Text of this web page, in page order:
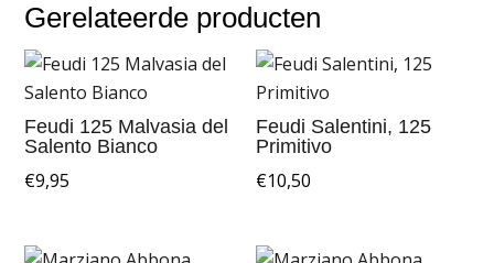
Gerelateerde producten
Feudi 125 Malvasia del
Salento Bianco
€9,95
Feudi Salentini, 125
Primitivo
€10,50